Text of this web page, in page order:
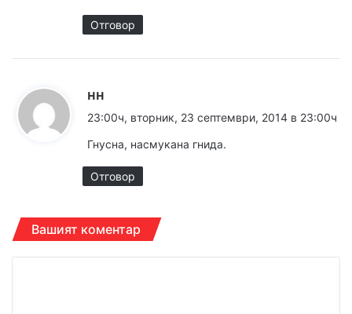
Отговор
нн
а
а
:
23:00ч, вторник, 23 септември, 2014 в 23:00ч
Гнусна, насмукана гнида.
Отговор
Вашият коментар